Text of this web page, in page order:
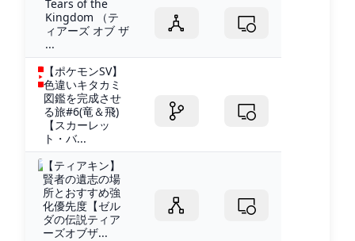
Tears of the
Kingdom （テ
ィアーズ オブ ザ
...
【ポケモンSV】
色違いキタカミ
図鑑を完成させ
る旅#6(竜＆飛)
【スカーレッ
ト・バ...
【ティアキン】
賢者の遺志の場
所とおすすめ強
化優先度【ゼル
ダの伝説ティア
ーズオブザ...